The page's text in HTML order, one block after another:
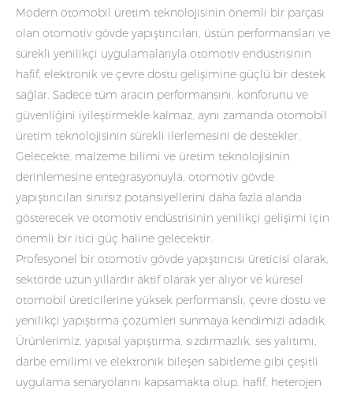
Modern otomobil üretim teknolojisinin önemli bir parçası
olan otomotiv gövde yapıştırıcıları, üstün performansları ve
sürekli yenilikçi uygulamalarıyla otomotiv endüstrisinin
hafif, elektronik ve çevre dostu gelişimine güçlü bir destek
sağlar. Sadece tüm aracın performansını, konforunu ve
güvenliğini iyileştirmekle kalmaz, aynı zamanda otomobil
üretim teknolojisinin sürekli ilerlemesini de destekler.
Gelecekte, malzeme bilimi ve üretim teknolojisinin
derinlemesine entegrasyonuyla, otomotiv gövde
yapıştırıcıları sınırsız potansiyellerini daha fazla alanda
gösterecek ve otomotiv endüstrisinin yenilikçi gelişimi için
önemli bir itici güç haline gelecektir.
Profesyonel bir otomotiv gövde yapıştırıcısı üreticisi olarak,
sektörde uzun yıllardır aktif olarak yer alıyor ve küresel
otomobil üreticilerine yüksek performanslı, çevre dostu ve
yenilikçi yapıştırma çözümleri sunmaya kendimizi adadık.
Ürünlerimiz, yapısal yapıştırma, sızdırmazlık, ses yalıtımı,
darbe emilimi ve elektronik bileşen sabitleme gibi çeşitli
uygulama senaryolarını kapsamakta olup, hafif, heterojen